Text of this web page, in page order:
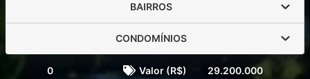
BAIRROS
CONDOMÍNIOS
0 Valor (R$) 29.200.000